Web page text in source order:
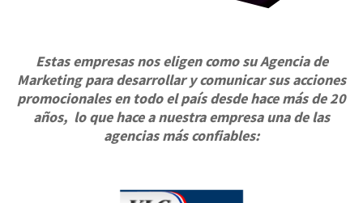
Estas empresas nos eligen como su Agencia de
Marketing para desarrollar y comunicar sus acciones
promocionales en todo el país desde hace más de 20
años, lo que hace a nuestra empresa una de las
agencias más confiables: